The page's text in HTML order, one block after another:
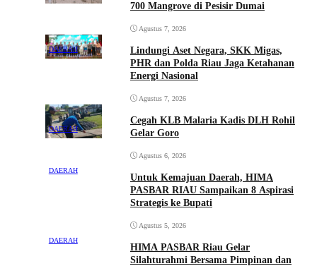
700 Mangrove di Pesisir Dumai
Agustus 7, 2026
DAERAH
Lindungi Aset Negara, SKK Migas,
PHR dan Polda Riau Jaga Ketahanan
Energi Nasional
Agustus 7, 2026
DAERAH
Cegah KLB Malaria Kadis DLH Rohil
Gelar Goro
Agustus 6, 2026
DAERAH
Untuk Kemajuan Daerah, HIMA
PASBAR RIAU Sampaikan 8 Aspirasi
Strategis ke Bupati
Agustus 5, 2026
DAERAH
HIMA PASBAR Riau Gelar
Silahturahmi Bersama Pimpinan dan